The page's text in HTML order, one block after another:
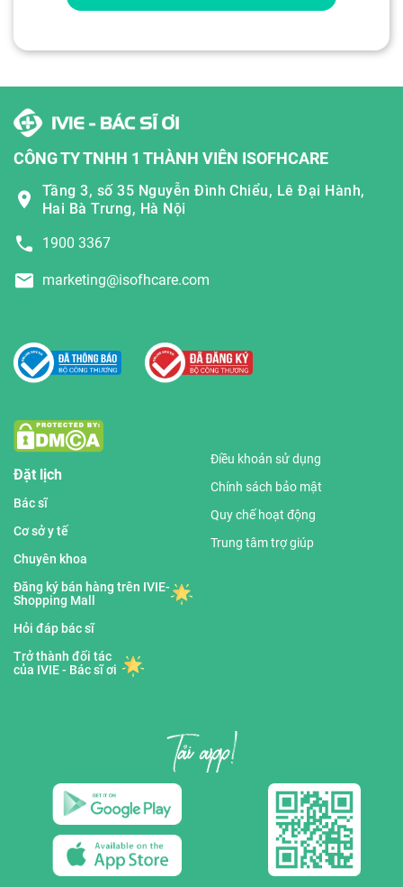
CÔNG TY TNHH 1 THÀNH VIÊN ISOFHCARE
Tầng 3, số 35 Nguyễn Đình Chiểu, Lê Đại Hành,
Hai Bà Trưng, Hà Nội
1900 3367
marketing@isofhcare.com
Đặt lịch
Bác sĩ
Cơ sở y tế
Chuyên khoa
Đăng ký bán hàng trên IVIE-
Shopping Mall
Hỏi đáp bác sĩ
Trở thành đối tác
của IVIE - Bác sĩ ơi
Điều khoản sử dụng
Chính sách bảo mật
Quy chế hoạt động
Trung tâm trợ giúp